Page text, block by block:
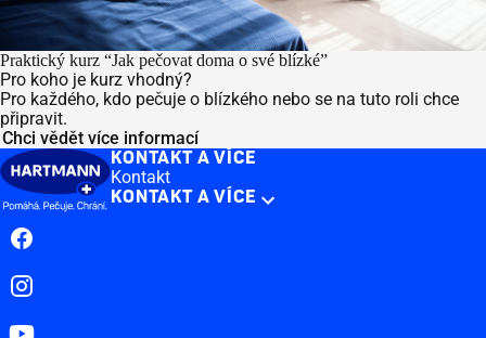
Praktický kurz “Jak pečovat doma o své blízké”
Pro koho je kurz vhodný?
Pro každého, kdo pečuje o blízkého nebo se na tuto roli chce
připravit.
Chci vědět více informací
KONTAKT A VÍCE
Kontakt
KONTAKT A VÍCE
YouTube